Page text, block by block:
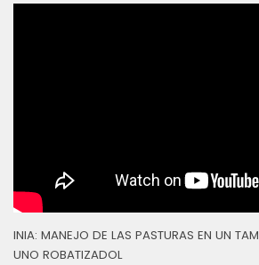
INIA: MANEJO DE LAS PASTURAS EN UN
UNO ROBATIZADOL